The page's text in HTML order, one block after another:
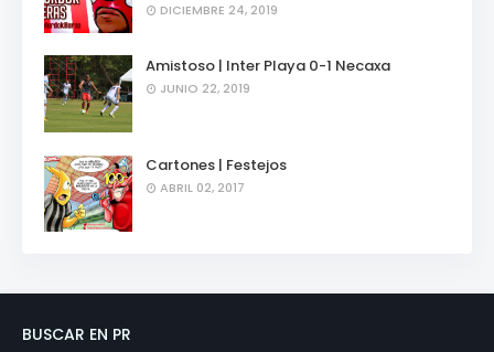
DICIEMBRE 24, 2019
Amistoso | Inter Playa 0-1 Necaxa
JUNIO 22, 2019
Cartones | Festejos
ABRIL 02, 2017
BUSCAR EN PR